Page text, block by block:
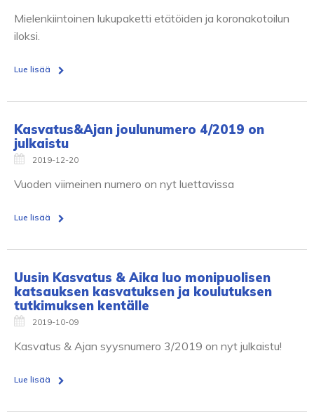
Mielenkiintoinen lukupaketti etätöiden ja koronakotoilun
iloksi.
Lue lisää
Kasvatus&Ajan joulunumero 4/2019 on
julkaistu
2019-12-20
Vuoden viimeinen numero on nyt luettavissa
Lue lisää
Uusin Kasvatus & Aika luo monipuolisen
katsauksen kasvatuksen ja koulutuksen
tutkimuksen kentälle
2019-10-09
Kasvatus & Ajan syysnumero 3/2019 on nyt julkaistu!
Lue lisää